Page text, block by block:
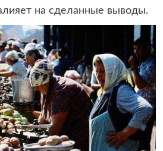
на сделанные выводы.